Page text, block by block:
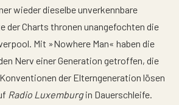
wieder dieselbe unverkennbare
der Charts thronen unangefochten die
Mit »Nowhere Man« haben die
Nerv einer Generation getroffen, die
der Elterngeneration lösen
Radio Luxemburgin Dauerschleife.